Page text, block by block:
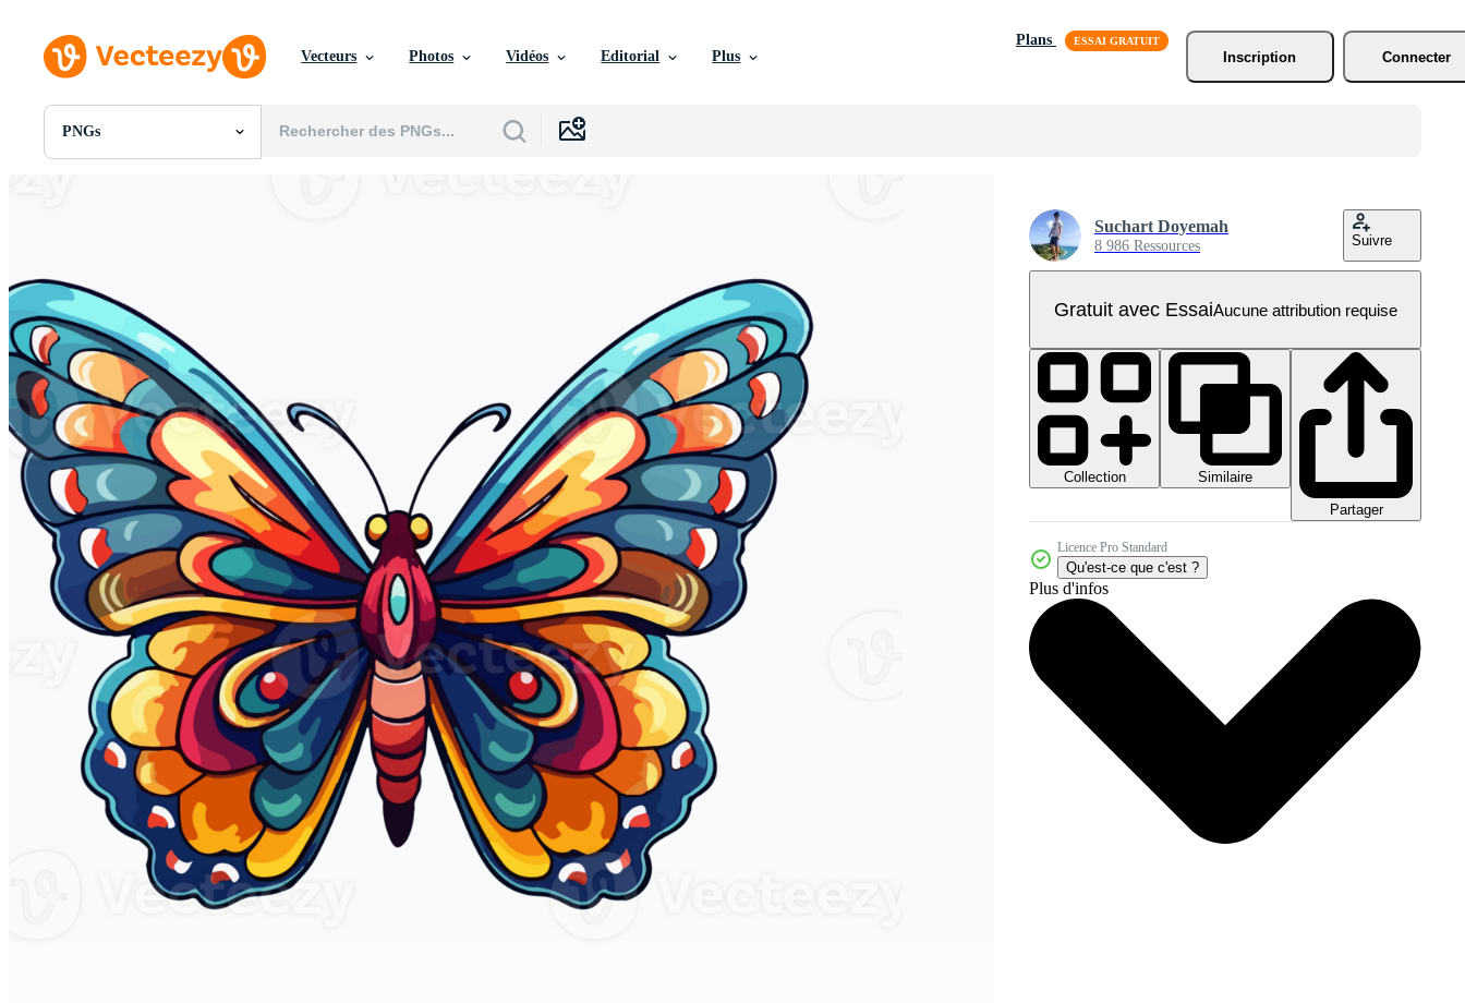
Vecteurs Photos Vidéos Editorial Plus
Plans
Inscription
Connecter
PNGs
Toutes Images
Vecteurs
Vidéos
Motion graphics
Images Éditoriales
Événements Éditoriaux
Suchart Doyemah
8 986 Ressources Suivre
Gratuit avec EssaiAucune attribution requise
Collection
Similaire
Partager
Licence Pro Standard
Qu'est-ce que c'est ?
Plus d'infos